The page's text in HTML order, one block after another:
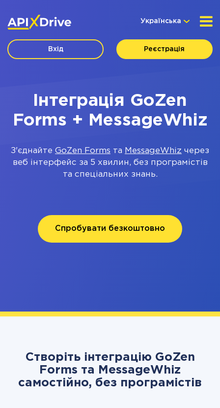
Українська
Вхід Реєстрація
Інтеграція GoZen
Forms + MessageWhiz
З'єднайте GoZen Forms та MessageWhiz через
веб інтерфейс за 5 хвилин, без програмістів
та спеціальних знань.
Спробувати безкоштовно
Створіть інтеграцію GoZen
Forms та MessageWhiz
самостійно, без програмістів